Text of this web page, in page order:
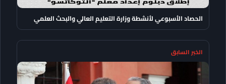
الحصاد الأسبوعي لأنشطة وزارة التعليم العالي والبحث العلمي
الخبر السابق